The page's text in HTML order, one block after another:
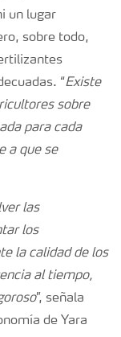
un lugar
sobre todo,
“Existe
sobre
para cada
a que se
las
los
la calidad de los
al tiempo,
”, señala
de Yara